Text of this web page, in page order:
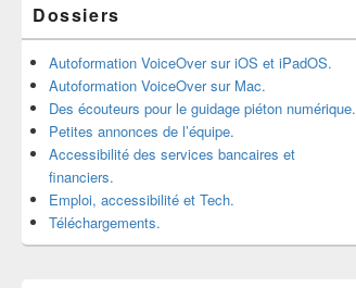
Dossiers
Autoformation VoiceOver sur iOS et iPadOS.
Autoformation VoiceOver sur Mac.
Des écouteurs pour le guidage piéton numérique.
Petites annonces de l’équipe.
Accessibilité des services bancaires et
financiers.
Emploi, accessibilité et Tech.
Téléchargements.